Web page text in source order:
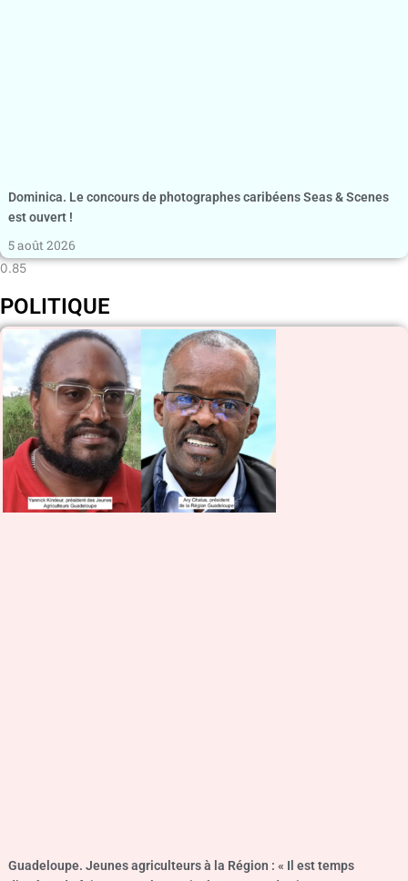
Dominica. Le concours de photographes caribéens Seas & Scenes
est ouvert !
5 août 2026
POLITIQUE
Guadeloupe. Jeunes agriculteurs à la Région : « Il est temps